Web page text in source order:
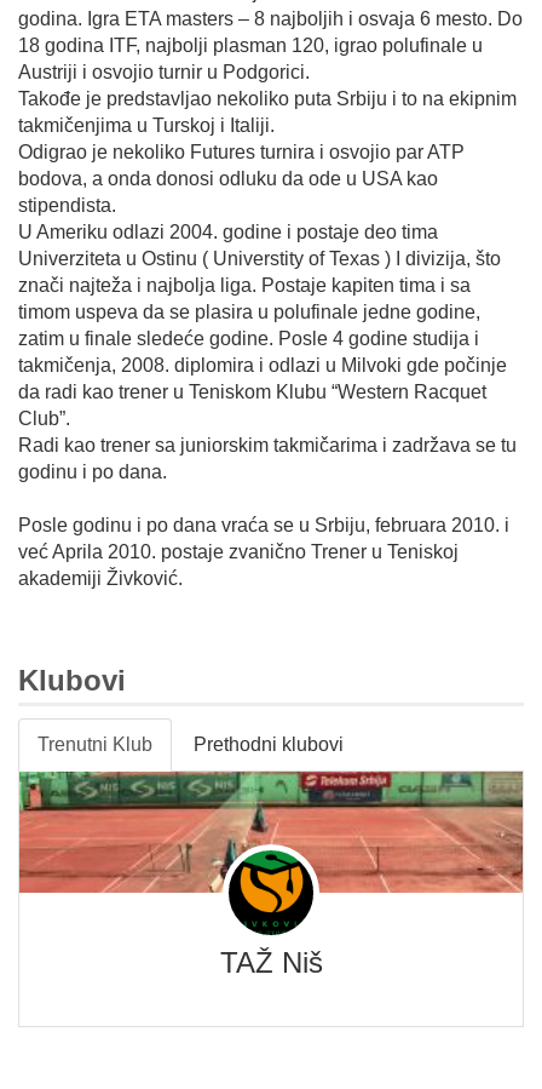
godina. Igra ETA masters – 8 najboljih i osvaja 6 mesto. Do
18 godina ITF, najbolji plasman 120, igrao polufinale u
Austriji i osvojio turnir u Podgorici.
Takođe je predstavljao nekoliko puta Srbiju i to na ekipnim
takmičenjima u Turskoj i Italiji.
Odigrao je nekoliko Futures turnira i osvojio par ATP
bodova, a onda donosi odluku da ode u USA kao
stipendista.
U Ameriku odlazi 2004. godine i postaje deo tima
Univerziteta u Ostinu ( Universtity of Texas ) I divizija, što
znači najteža i najbolja liga. Postaje kapiten tima i sa
timom uspeva da se plasira u polufinale jedne godine,
zatim u finale sledeće godine. Posle 4 godine studija i
takmičenja, 2008. diplomira i odlazi u Milvoki gde počinje
da radi kao trener u Teniskom Klubu “Western Racquet
Club”.
Radi kao trener sa juniorskim takmičarima i zadržava se tu
godinu i po dana.
Posle godinu i po dana vraća se u Srbiju, februara 2010. i
već Aprila 2010. postaje zvanično Trener u Teniskoj
akademiji Živković.
Klubovi
Trenutni Klub Prethodni klubovi
TAŽ Niš